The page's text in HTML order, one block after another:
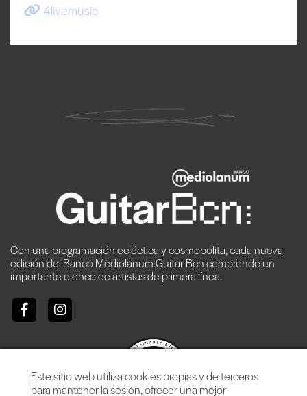
4livemusic
Con una programación ecléctica y cosmopolita, cada nueva
edición del Banco Mediolanum Guitar Bcn comprende un
importante elenco de artistas de primera línea.
Este sitio web utiliza cookies propias y de terceros
para mantener la sesión, ofrecer una mejor